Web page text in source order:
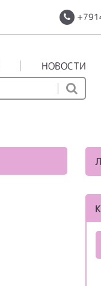
НОВОСТИ